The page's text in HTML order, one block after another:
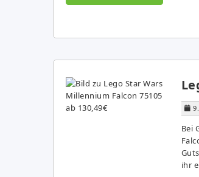
Bei
ihr